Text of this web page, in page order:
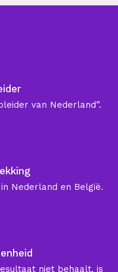
van Nederland”.
Nederland en België.
niet behaalt, is